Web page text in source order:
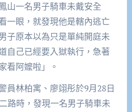
一眼，就發現他是轄內逃亡
子原本以為只是單純開庭未
自己已經要入獄執行，急著
看阿嬤啦」。
員林柏寓、廖翊彤於9月28日
路時，發現一名男子騎車未